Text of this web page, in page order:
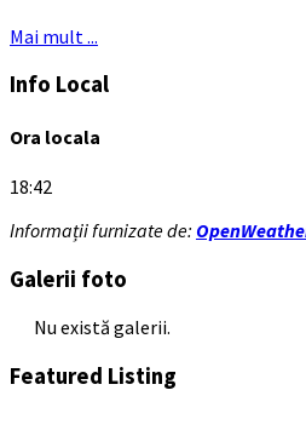
Mai mult ...
Info Local
Ora locala
18:42
Informații furnizate de:
Galerii foto
Nu există galerii.
Featured Listing